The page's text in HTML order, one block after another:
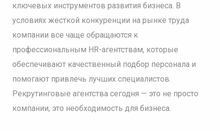
ключевых инструментов развития бизнеса. В
условиях жесткой конкуренции на рынке труда
компании все чаще обращаются к
профессиональным HR-агентствам, которые
обеспечивают качественный подбор персонала и
помогают привлечь лучших специалистов.
Рекрутинговые агентства сегодня — это не просто
компании, это необходимость для бизнеса.